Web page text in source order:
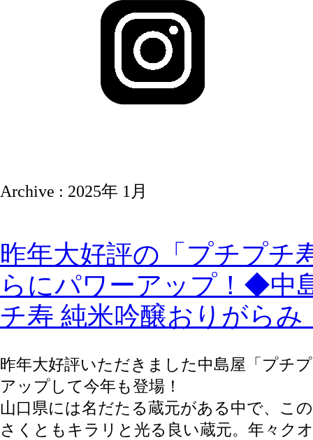
Archive : 2025年 1月
昨年大好評の「プチプチ
らにパワーアップ！◆中
チ寿 純米吟醸おりがらみ
昨年大好評いただきました中島屋「プチ
アップして今年も登場！
山口県には名だたる蔵元がある中で、こ
さくともキラリと光る良い蔵元。年々ク